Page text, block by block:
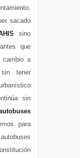
sacado
sino
que
cambio a
tener
sin
para